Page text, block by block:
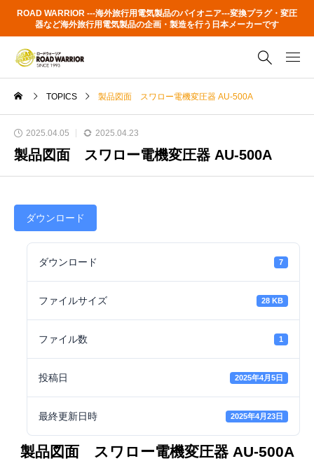
ROAD WARRIOR ---海外旅行用電気製品のパイオニア---変換プラグ・変圧
器など海外旅行用電気製品の企画・製造を行う日本メーカーです
TOPICS 製品図面 スワロー電機変圧器 AU-500A
2025.04.05 2025.04.23
製品図面 スワロー電機変圧器 AU-500A
ダウンロード
ダウンロード 7
ファイルサイズ 28 KB
ファイル数 1
投稿日 2025年4月5日
最終更新日時 2025年4月23日
製品図面 スワロー電機変圧器 AU-500A